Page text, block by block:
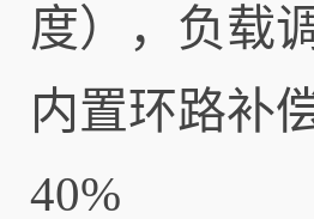
度），负载
内置环路补
40%